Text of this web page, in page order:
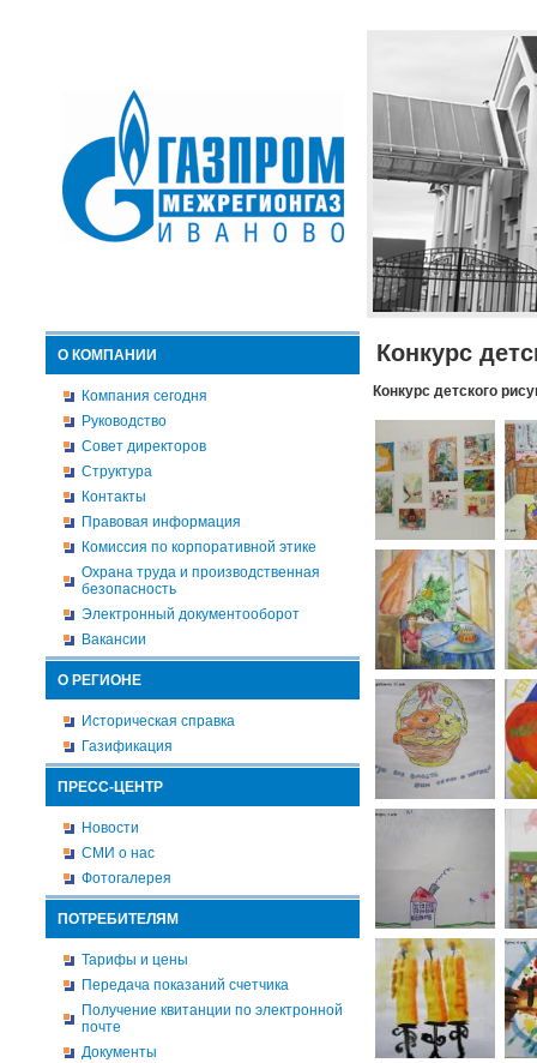
О КОМПАНИИ
Компания сегодня
Руководство
Совет директоров
Структура
Контакты
Правовая информация
Комиссия по корпоративной этике
Охрана труда и производственная
безопасность
Электронный документооборот
Вакансии
О РЕГИОНЕ
Историческая справка
Газификация
ПРЕСС-ЦЕНТР
Новости
СМИ о нас
Фотогалерея
ПОТРЕБИТЕЛЯМ
Тарифы и цены
Передача показаний счетчика
Получение квитанции по электронной
почте
Документы
Конкурс
Конкурс детского